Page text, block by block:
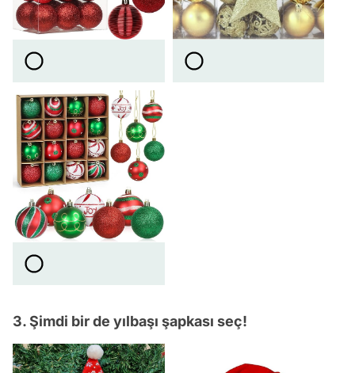
3. Şimdi bir de yılbaşı şapkası seç!